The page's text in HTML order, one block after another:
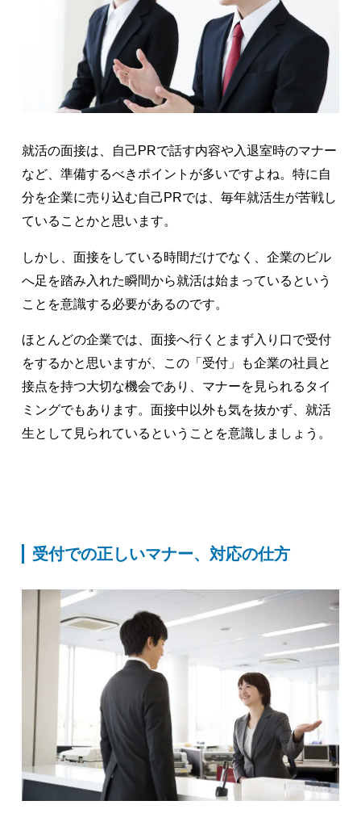
就活の面接は、自己PRで話す内容や入退室時のマナー
など、準備するべきポイントが多いですよね。特に自
分を企業に売り込む自己PRでは、毎年就活生が苦戦し
ていることかと思います。
しかし、面接をしている時間だけでなく、企業のビル
へ足を踏み入れた瞬間から就活は始まっているという
ことを意識する必要があるのです。
ほとんどの企業では、面接へ行くとまず入り口で受付
をするかと思いますが、この「受付」も企業の社員と
接点を持つ大切な機会であり、マナーを見られるタイ
ミングでもあります。面接中以外も気を抜かず、就活
生として見られているということを意識しましょう。
受付での正しいマナー、対応の仕方